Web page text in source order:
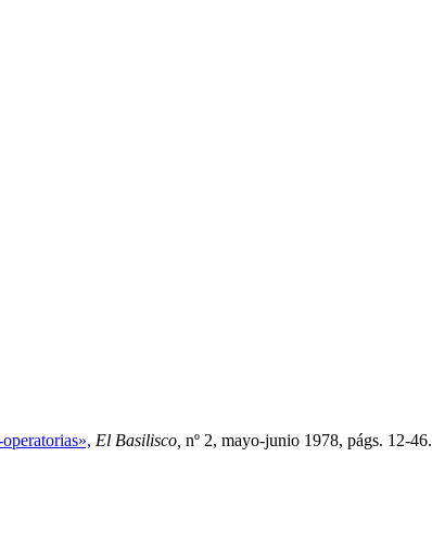
El Basilisco, nº 2, mayo-junio 1978, págs. 12-46.